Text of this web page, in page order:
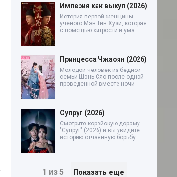
Империя как выкуп (2026)
История первой женщины-
ученого Мэн Тин Хуэй, которая
с помощью хитрости и ума
Принцесса Чжаоян (2026)
Молодой человек из бедной
семьи Шэнь Сяо после одной
проведенной вместе ночи
Супруг (2026)
Смотрите корейскую дораму
"Супруг" (2026) и вы увидите
историю отчаянную борьбу
1 из 5 Показать еще